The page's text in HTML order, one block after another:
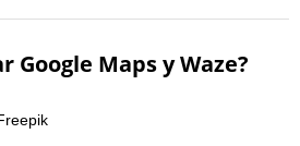
Google Maps y Waze?